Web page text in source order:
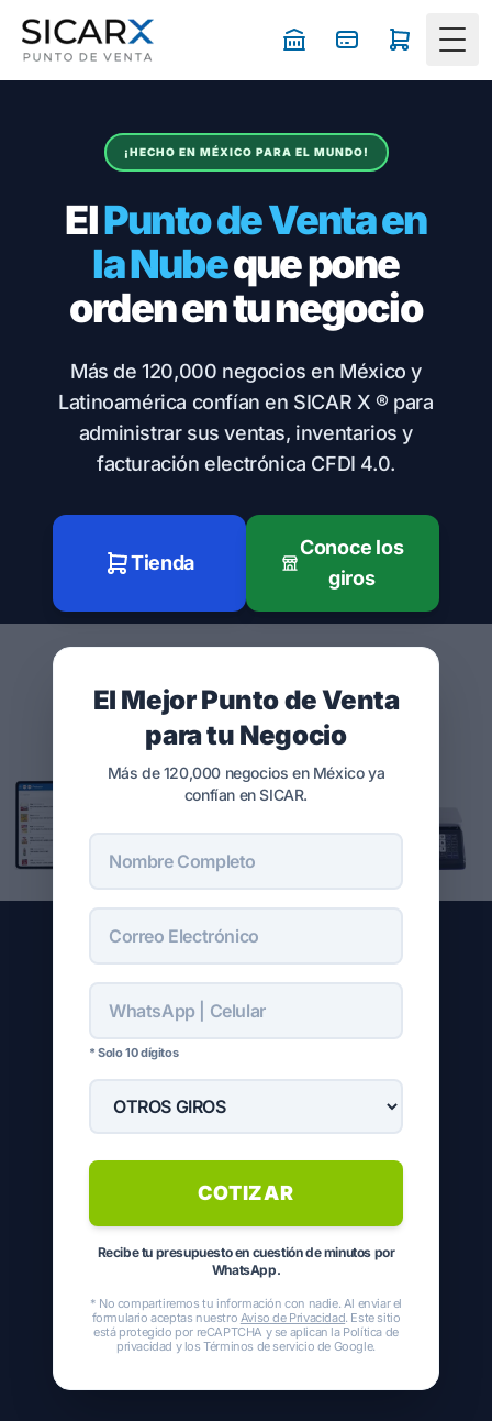
¡HECHO EN MÉXICO PARA EL MUNDO!
ElPunto de Venta en
la Nubeque pone
orden en tu negocio
Más de 120,000 negocios en México y
Latinoamérica confían en SICAR X ® para
administrar sus ventas, inventarios y
facturación electrónica CFDI 4.0.
Tienda
Conoce los
giros
El Mejor Punto de Venta
para tu Negocio
Más de 120,000 negocios en México ya
confían en SICAR.
* Solo 10 dígitos
COTIZAR
Recibe tu presupuesto en cuestión de minutos por
WhatsApp.
* No compartiremos tu información con nadie. Al enviar el
formulario aceptas nuestro Aviso de Privacidad. Este sitio
está protegido por reCAPTCHA y se aplican la Política de
privacidad y losTérminos de servicio de Google.